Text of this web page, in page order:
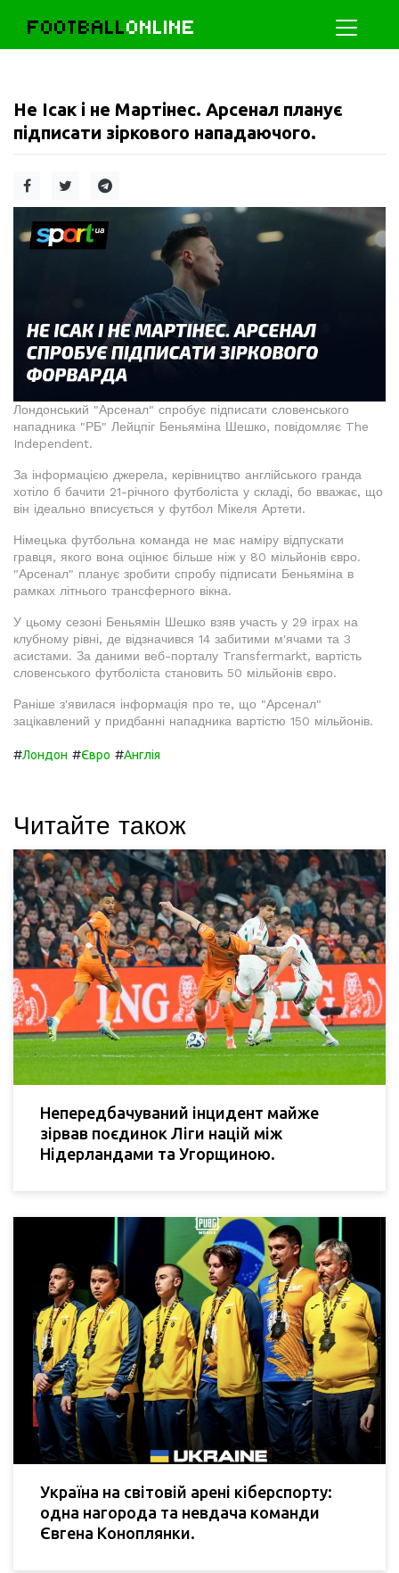
FOOTBALLONLINE
Не Ісак і не Мартінес. Арсенал планує
підписати зіркового нападаючого.
Лондонський "Арсенал" спробує підписати словенського
нападника "РБ" Лейцпіг Беньяміна Шешко, повідомляє The
Independent.
За інформацією джерела, керівництво англійського гранда
хотіло б бачити 21-річного футболіста у складі, бо вважає, що
він ідеально вписується у футбол Мікеля Артети.
Німецька футбольна команда не має наміру відпускати
гравця, якого вона оцінює більше ніж у 80 мільйонів євро.
"Арсенал" планує зробити спробу підписати Беньяміна в
рамках літнього трансферного вікна.
У цьому сезоні Беньямін Шешко взяв участь у 29 іграх на
клубному рівні, де відзначився 14 забитими м'ячами та 3
асистами. За даними веб-порталу Transfermarkt, вартість
словенського футболіста становить 50 мільйонів євро.
Раніше з'явилася інформація про те, що "Арсенал"
зацікавлений у придбанні нападника вартістю 150 мільйонів.
#Лондон #Євро #Англія
Читайте також
Непередбачуваний інцидент майже
зірвав поєдинок Ліги націй між
Нідерландами та Угорщиною.
Україна на світовій арені кіберспорту:
одна нагорода та невдача команди
Євгена Коноплянки.